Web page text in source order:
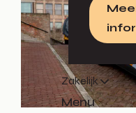
Zakelijk
Menu